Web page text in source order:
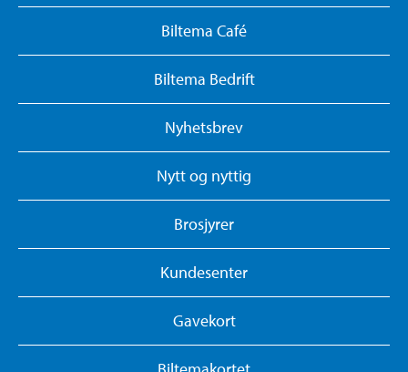
Biltema Café
Biltema Bedrift
Nyhetsbrev
Nytt og nyttig
Brosjyrer
Kundesenter
Gavekort